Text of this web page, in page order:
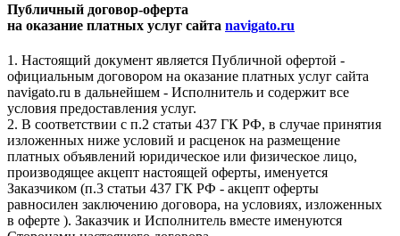
Публичный договор-оферта
на оказание платных услуг сайта navigato.ru
1. Настоящий документ является Публичной офертой -
официальным договором на оказание платных услуг сайта
navigato.ru в дальнейшем - Исполнитель и содержит все
условия предоставления услуг.
2. В соответствии с п.2 статьи 437 ГК РФ, в случае принятия
изложенных ниже условий и расценок на размещение
платных объявлений юридическое или физическое лицо,
производящее акцепт настоящей оферты, именуется
Заказчиком (п.3 статьи 437 ГК РФ - акцепт оферты
равносилен заключению договора, на условиях, изложенных
в оферте ). Заказчик и Исполнитель вместе именуются